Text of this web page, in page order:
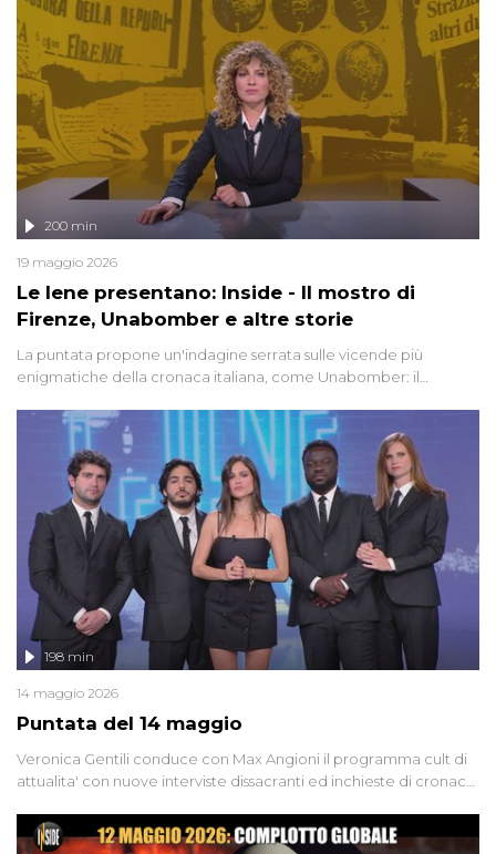
Le Iene presentano: Inside - Il mostro di
Firenze, Unabomber e altre storie
200 min
19 maggio 2026
La puntata propone un'indagine serrata sulle vicende più
enigmatiche della cronaca italiana, come Unabomber: il
'90 e il 2000 che, inquietantemente, potrebbe essere ancora in
libertà. Lo speciale affronta inoltre le zone d'ombra sul Mostro di
Firenze, le cui responsabilità appaiono ancora oggi avvolte in un
groviglio di dubbi mai chiariti. Nel corso dello speciale anche
l'intervista inedita a Olindo Romano, realizzata ne...
Puntata del 14 maggio
198 min
14 maggio 2026
Veronica Gentili conduce con Max Angioni il programma cult di
attualita' con nuove interviste dissacranti ed inchieste di cronaca